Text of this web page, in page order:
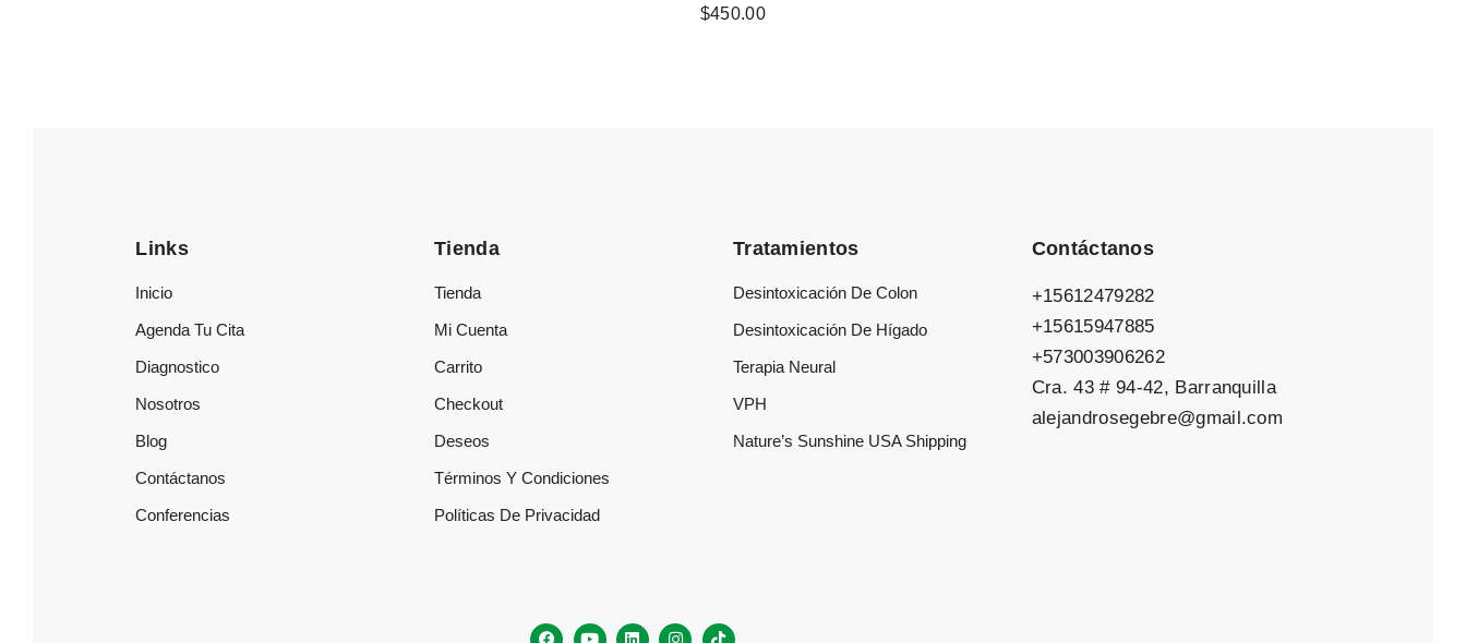
$450.00
Links
Inicio
Agenda Tu Cita
Diagnostico
Nosotros
Blog
Contáctanos
Conferencias
Tienda
Tienda
Mi Cuenta
Carrito
Checkout
Deseos
Términos Y Condiciones
Políticas De Privacidad
Tratamientos
Desintoxicación De Colon
Desintoxicación De Hígado
Terapia Neural
VPH
Nature’s Sunshine USA Shipping
Contáctanos
+15612479282
+15615947885
+573003906262
Cra. 43 # 94-42, Barranquilla
alejandrosegebre@gmail.com